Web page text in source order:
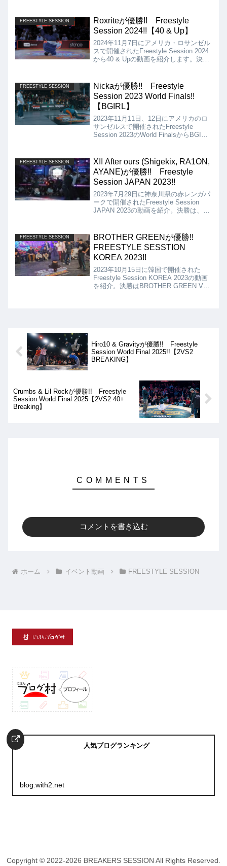
りました!!
FREESTYLE SESSION
Roxriteが優勝!! Freestyle
Session 2024!!【40 & Up】
2024年11月7日にアメリカ・ロサンゼル
スで開催されたFreestyle Session 2024
から40 & Upの動画を紹介します。決勝
FREESTYLE SESSION
Nickaが優勝!! Freestyle
Session 2023 World Finals!!
【BGIRL】
2023年11月11日、12日にアメリカのロ
サンゼルスで開催されたFreestyle
Session 2023のWorld FinalsからBGIRL
が優勝となりました!!
FREESTYLE SESSION
XII After ours (Shigekix, RA1ON,
AYANE)が優勝!! Freestyle
Session JAPAN 2023!!
2023年7月29日に神奈川県の赤レンガパ
ークで開催されたFreestyle Session
JAPAN 2023の動画を紹介。決勝は、XII
FREESTYLE SESSION
BROTHER GREENが優勝!!
FREESTYLE SESSTION
KOREA 2023!!
2023年10月15日に韓国で開催された
Freestyle Session KOREA 2023の動画
を紹介。決勝はBROTHER GREEN VS
Hiro10 & Gravityが優勝!! Freestyle
Session World Final 2025!!【2VS2
BREAKING】
Crumbs & Lil Rockが優勝!! Freestyle
Session World Final 2025【2VS2 40+
Breaking】
コメントを書き込む
ホーム イベント動画 FREESTYLE SESSION
人気ブログランキング
blog.with2.net
Copyright © 2022-2026 BREAKERS SESSION All Rights Reserved.